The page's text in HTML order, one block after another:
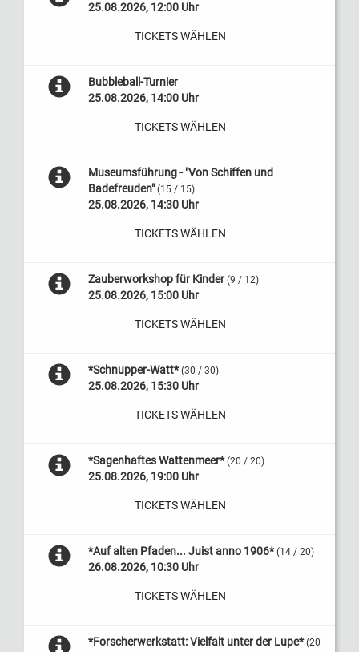
25.08.2026, 12:00 Uhr
TICKETS WÄHLEN
Bubbleball-Turnier
25.08.2026, 14:00 Uhr
TICKETS WÄHLEN
Museumsführung - "Von Schiffen und
Badefreuden" (15 / 15)
25.08.2026, 14:30 Uhr
TICKETS WÄHLEN
Zauberworkshop für Kinder (9 / 12)
25.08.2026, 15:00 Uhr
TICKETS WÄHLEN
*Schnupper-Watt* (30 / 30)
25.08.2026, 15:30 Uhr
TICKETS WÄHLEN
*Sagenhaftes Wattenmeer* (20 / 20)
25.08.2026, 19:00 Uhr
TICKETS WÄHLEN
*Auf alten Pfaden... Juist anno 1906* (14 / 20)
26.08.2026, 10:30 Uhr
TICKETS WÄHLEN
*Forscherwerkstatt: Vielfalt unter der Lupe* (20